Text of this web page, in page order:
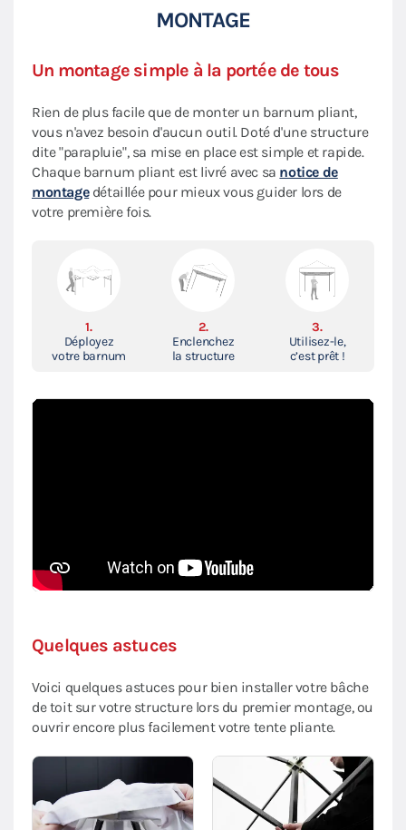
MONTAGE
Un montage simple à la portée de tous
Rien de plus facile que de monter un barnum pliant,
vous n'avez besoin d'aucun outil. Doté d'une structure
dite "parapluie", sa mise en place est simple et rapide.
Chaque barnum pliant est livré avec sa notice de
montagedétaillée pour mieux vous guider lors de
votre première fois.
1.
Déployez
votre barnum
2.
Enclenchez
la structure
3.
Utilisez-le,
c’est prêt !
Quelques astuces
Voici quelques astuces pour bien installer votre bâche
de toit sur votre structure lors du premier montage, ou
ouvrir encore plus facilement votre tente pliante.